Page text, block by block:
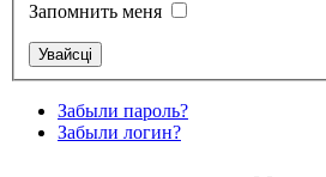
Запомнить меня
Забыли пароль?
Забыли логин?